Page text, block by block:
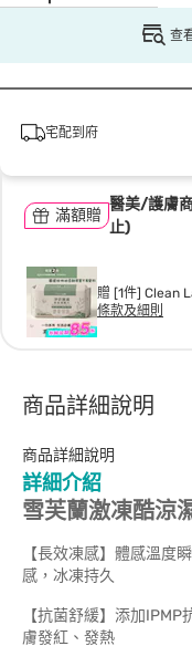
查
宅配到府
滿額贈
醫美/護膚
止)
贈 [1件] Clean
條款及細則
商品詳細說明
商品詳細說明
詳細介紹
雪芙蘭激凍酷涼
【長效凍感】體感溫度
感，冰凍持久
【抗菌舒緩】添加
膚發紅、發熱